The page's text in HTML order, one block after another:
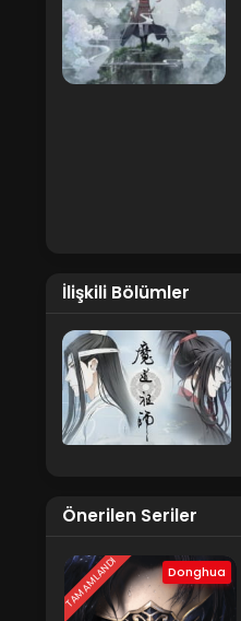
İlişkili Bölümler
Önerilen Seriler
TAMAMLANDI Donghua